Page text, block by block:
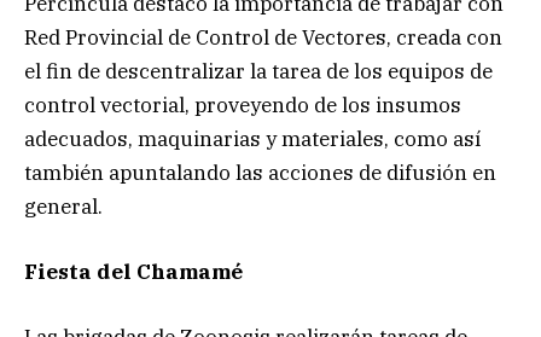
Red Provincial de Control de Vectores, creada con
el fin de descentralizar la tarea de los equipos de
control vectorial, proveyendo de los insumos
adecuados, maquinarias y materiales, como así
también apuntalando las acciones de difusión en
general.
Fiesta del Chamamé